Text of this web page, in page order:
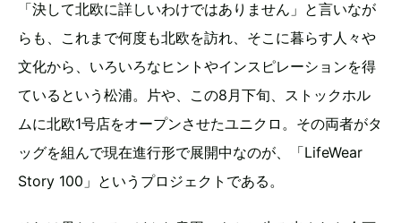
「決して北欧に詳しいわけではありません」と言いなが
らも、これまで何度も北欧を訪れ、そこに暮らす人々や
文化から、いろいろなヒントやインスピレーションを得
ているという松浦。片や、この8月下旬、ストックホル
ムに北欧1号店をオープンさせたユニクロ。その両者がタ
ッグを組んで現在進行形で展開中なのが、「LifeWear
Story 100」というプロジェクトである。